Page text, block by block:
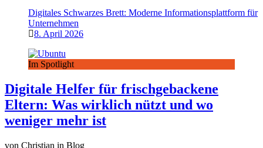
Digitales Schwarzes Brett: Moderne Informationsplattform für
Unternehmen
8. April 2026
Im Spotlight
Digitale Helfer für frischgebackene
Eltern: Was wirklich nützt und wo
weniger mehr ist
von Christian in Blog